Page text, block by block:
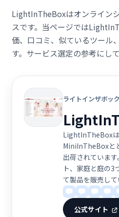
LightInTheBoxはオンライン
スです。当ページでは
価、口コミ、似ているツール
す。サービス選定の参考にし
ライトインザボッ
LightInTheBox
MiniInTheBoxと
出荷されていま
ト、家庭と庭の3
て製品を販売して
公式サイト